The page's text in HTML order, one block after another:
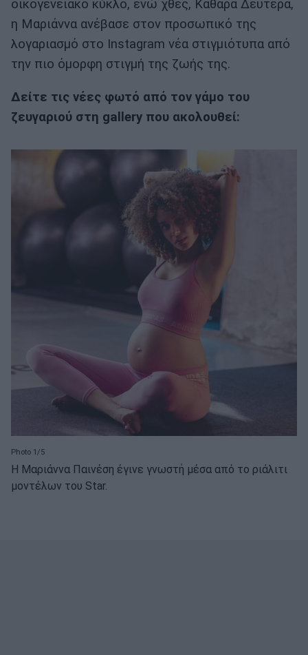
οικογενειακό κύκλο, ενώ χθες, Καθαρά Δευτέρα,
η Μαριάννα ανέβασε στον προσωπικό της
λογαριασμό στο Instagram νέα στιγμιότυπα από
την πιο όμορφη στιγμή της ζωής της.
Δείτε τις νέες φωτό από τον γάμο του
ζευγαριού στη gallery που ακολουθεί:
Photo 1/5
Η Μαριάννα Παινέση έγινε γνωστή μέσα από το ριάλιτι
μοντέλων του Star.